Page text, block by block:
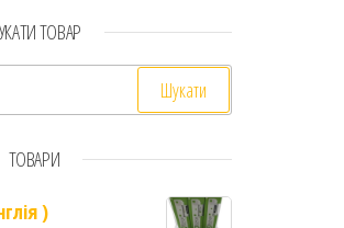
ТОВАР
ТОВАРИ
)